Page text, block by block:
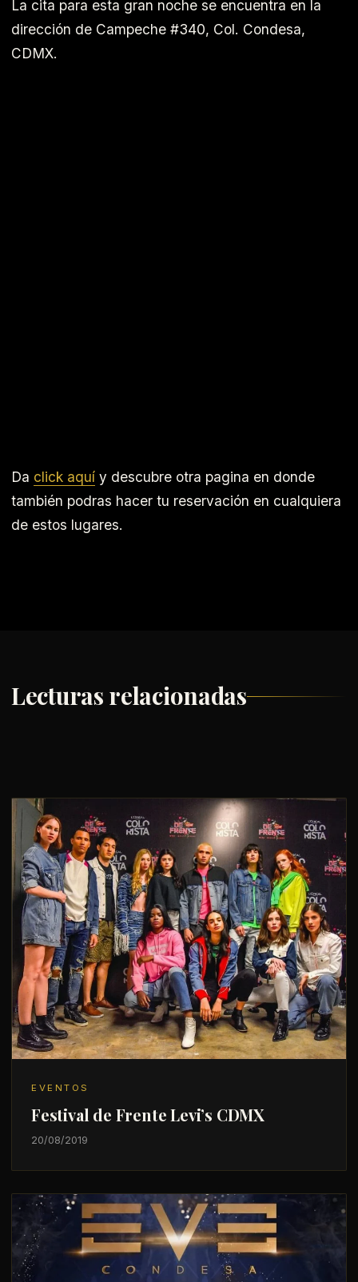
La cita para esta gran noche se encuentra en la
dirección de Campeche #340, Col. Condesa,
CDMX.
Da click aquí y descubre otra pagina en donde
también podras hacer tu reservación en cualquiera
de estos lugares.
Lecturas relacionadas
EVENTOS
Festival de Frente Levi’s CDMX
20/08/2019